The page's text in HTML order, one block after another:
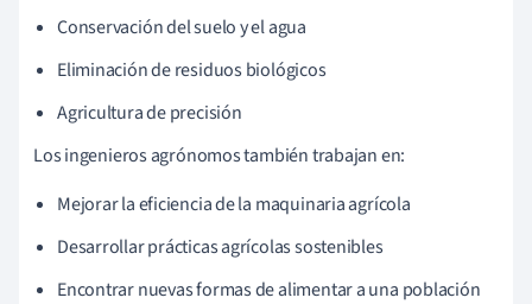
Conservación del suelo y el agua
Eliminación de residuos biológicos
Agricultura de precisión
Los ingenieros agrónomos también trabajan en:
Mejorar la eficiencia de la maquinaria agrícola
Desarrollar prácticas agrícolas sostenibles
Encontrar nuevas formas de alimentar a una población